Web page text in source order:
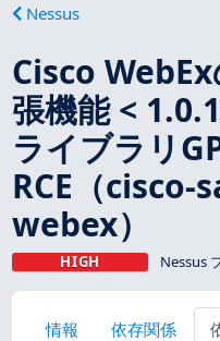
Nessus
Cisco
張機能 <
ライブラリ
RCE（cisco-
webex）
HIGH Nessus
情報 依存関係